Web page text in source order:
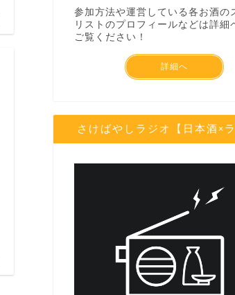
参加方法や運営している各お酒の
リストのプロフィールなどは詳細
ご覧ください！
詳細へ
さけばやしラジオ【日本酒×ラ